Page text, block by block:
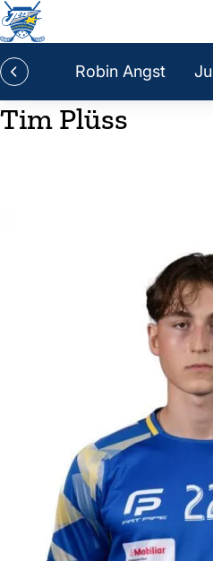
Robin Angst
Tim Plüss